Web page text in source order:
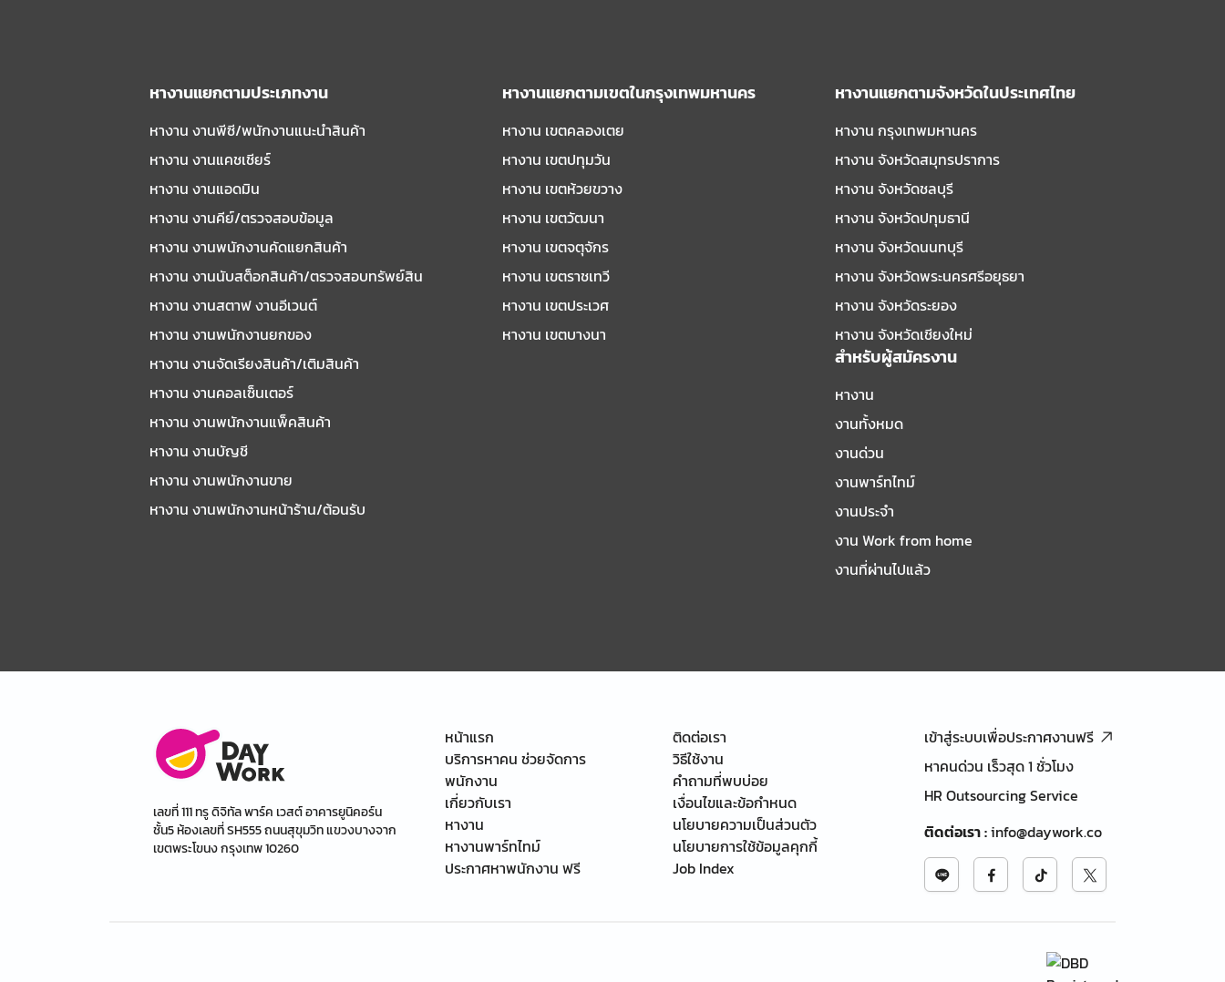
หางานแยกตามประเภทงาน
หางาน งานพีซี/พนักงานแนะนําสินค้า
หางาน งานแคชเชียร์
หางาน งานแอดมิน
หางาน งานคีย์/ตรวจสอบข้อมูล
หางาน งานพนักงานคัดแยกสินค้า
หางาน งานนับสต็อกสินค้า/ตรวจสอบทรัพย์สิน
หางาน งานสตาฟ งานอีเวนต์
หางาน งานพนักงานยกของ
หางาน งานจัดเรียงสินค้า/เติมสินค้า
หางาน งานคอลเซ็นเตอร์
หางาน งานพนักงานแพ็คสินค้า
หางาน งานบัญชี
หางาน งานพนักงานขาย
หางาน งานพนักงานหน้าร้าน/ต้อนรับ
หางานแยกตามเขตในกรุงเทพมหานคร
หางาน เขตคลองเตย
หางาน เขตปทุมวัน
หางาน เขตห้วยขวาง
หางาน เขตวัฒนา
หางาน เขตจตุจักร
หางาน เขตราชเทวี
หางาน เขตประเวศ
หางาน เขตบางนา
หางานแยกตามจังหวัดในประเทศไทย
หางาน กรุงเทพมหานคร
หางาน จังหวัดสมุทรปราการ
หางาน จังหวัดชลบุรี
หางาน จังหวัดปทุมธานี
หางาน จังหวัดนนทบุรี
หางาน จังหวัดพระนครศรีอยุธยา
หางาน จังหวัดระยอง
หางาน จังหวัดเชียงใหม่
สำหรับผู้สมัครงาน
หางาน
งานทั้งหมด
งานด่วน
งานพาร์ทไทม์
งานประจำ
งาน Work from home
งานที่ผ่านไปแล้ว
เลขที่ 111 ทรู ดิจิทัล พาร์ค เวสต์ อาคารยูนิคอร์น
ชั้น5 ห้องเลขที่ SH555 ถนนสุขุมวิท แขวงบางจาก
เขตพระโขนง กรุงเทพ 10260
หน้าแรก
บริการหาคน ช่วยจัดการ
พนักงาน
เกี่ยวกับเรา
หางาน
หางานพาร์ทไทม์
ประกาศหาพนักงาน ฟรี
ติดต่อเรา
วิธีใช้งาน
คำถามที่พบบ่อย
เงื่อนไขและข้อกำหนด
นโยบายความเป็นส่วนตัว
นโยบายการใช้ข้อมูลคุกกี้
Job Index
เข้าสู่ระบบเพื่อประกาศงานฟรี
หาคนด่วน เร็วสุด 1 ชั่วโมง
HR Outsourcing Service
ติดต่อเรา:info@daywork.co